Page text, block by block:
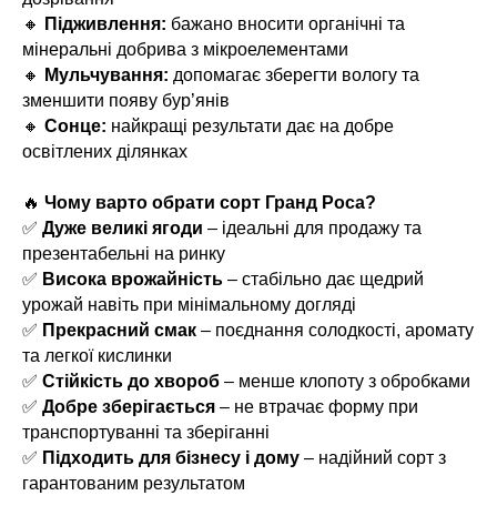
🔸
Підживлення: бажано вносити органічні та
мінеральні добрива з мікроелементами
🔸
Мульчування: допомагає зберегти вологу та
зменшити появу бур’янів
🔸 Сонце: найкращі результати дає на добре
освітлених ділянках
🔥 Чому варто обрати сорт Гранд Роса?
✅ Дуже великі ягоди – ідеальні для продажу та
презентабельні на ринку
✅ Висока врожайність – стабільно дає щедрий
урожай навіть при мінімальному догляді
✅ Прекрасний смак – поєднання солодкості, аромату
та легкої кислинки
✅ Стійкість до хвороб – менше клопоту з обробками
✅ Добре зберігається – не втрачає форму при
транспортуванні та зберіганні
✅ Підходить для бізнесу і дому – надійний сорт з
гарантованим результатом